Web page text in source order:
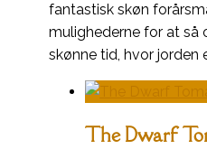
fantastisk skøn
mulighederne for at så
skønne tid, hvor jorden
The Dwarf